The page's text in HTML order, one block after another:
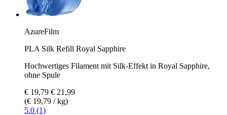
AzureFilm
PLA Silk Refill Royal Sapphire
Hochwertiges Filament mit Silk-Effekt in Royal Sapphire,
ohne Spule
€ 19,79 € 21,99
(€ 19,79 / kg)
5.0 (1)